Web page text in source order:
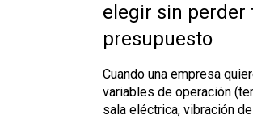
elegir sin perder
presupuesto
Cuando una empresa
variables de operación
sala eléctrica, vibración